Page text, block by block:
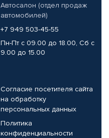
Автосалон (отдел продаж
автомобилей)
+7 949 503-45-55
Пн-Пт с 09.00 до 18.00, Сб с
9.00 до 15.00
Согласие посетителя сайта
на обработку
персональных данных
Политика
конфиденциальности